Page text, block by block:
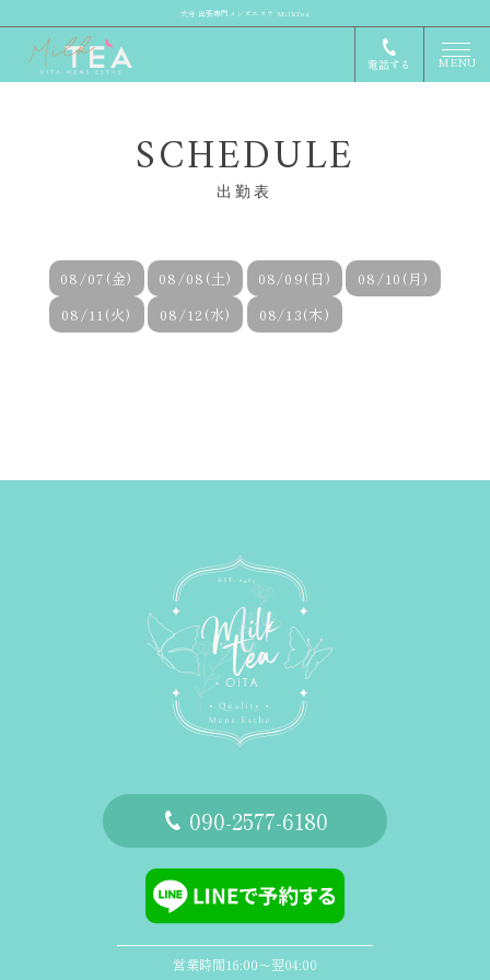
大分 出張専門メンズエステ MilkTea
電話する MENU
SCHEDULE
出勤表
08/07(金) 08/08(土) 08/09(日)
08/10(月)
08/11(火)
08/12(水) 08/13(木)
‭090-2577-6180
営業時間16:00〜翌04:00